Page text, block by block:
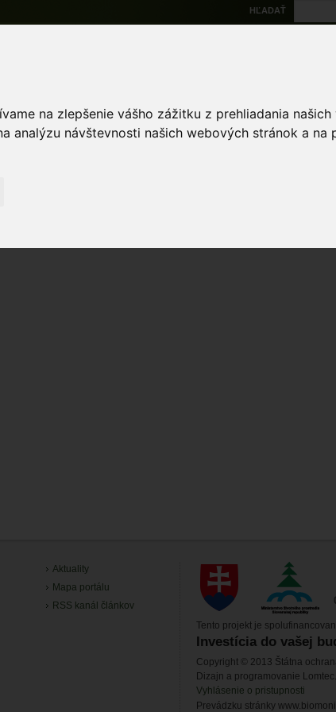
na zlepšenie vášho zážitku z prehliadania
analýzu návštevnosti našich webových stránok a
HĽADAŤ
dáta Atlas Chránené územia Mapové nástroje
Aktuality
Mapa portálu
RSS kanál článkov
Tento projekt je
Investícia do vašej
Copyright © 2013 Štátna
Dizajn a programovanie
Vyhlásenie o pristupnosti
Prevádzku stránky